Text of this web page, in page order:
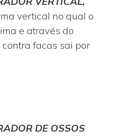
vertical no qual o
e através do
facas sai por
DE OSSOS